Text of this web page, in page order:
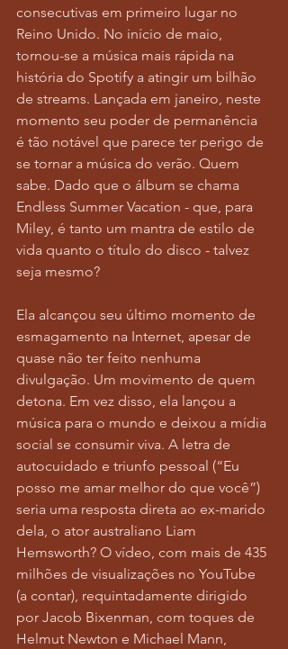
consecutivas em primeiro lugar no
Reino Unido. No início de maio,
tornou-se a música mais rápida na
história do Spotify a atingir um bilhão
de streams. Lançada em janeiro, neste
momento seu poder de permanência
é tão notável que parece ter perigo de
se tornar a música do verão. Quem
sabe. Dado que o álbum se chama
Endless Summer Vacation - que, para
Miley, é tanto um mantra de estilo de
vida quanto o título do disco - talvez
seja mesmo?
Ela alcançou seu último momento de
esmagamento na Internet, apesar de
quase não ter feito nenhuma
divulgação. Um movimento de quem
detona. Em vez disso, ela lançou a
música para o mundo e deixou a mídia
social se consumir viva. A letra de
autocuidado e triunfo pessoal (“Eu
posso me amar melhor do que você”)
seria uma resposta direta ao ex-marido
dela, o ator australiano Liam
Hemsworth? O vídeo, com mais de 435
milhões de visualizações no YouTube
(a contar), requintadamente dirigido
por Jacob Bixenman, com toques de
Helmut Newton e Michael Mann,